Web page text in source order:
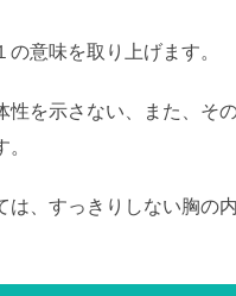
の意味を取り上げます。
性を示さない、また、そ
は、すっきりしない胸の